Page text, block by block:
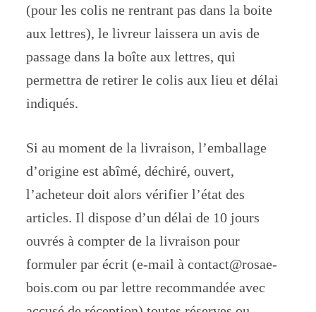
(pour les colis ne rentrant pas dans la boite
aux lettres), le livreur laissera un avis de
passage dans la boîte aux lettres, qui
permettra de retirer le colis aux lieu et délai
indiqués.
Si au moment de la livraison, l’emballage
d’origine est abîmé, déchiré, ouvert,
l’acheteur doit alors vérifier l’état des
articles. Il dispose d’un délai de 10 jours
ouvrés à compter de la livraison pour
formuler par écrit (e-mail à contact@rosae-
bois.com ou par lettre recommandée avec